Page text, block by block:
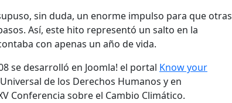
sin duda, un enorme impulso para que otras
Así, este hito representó un salto en la
con apenas un año de vida.
se desarrolló en Joomla! el portal Know your
de los Derechos Humanos y en
Conferencia sobre el Cambio Climático.